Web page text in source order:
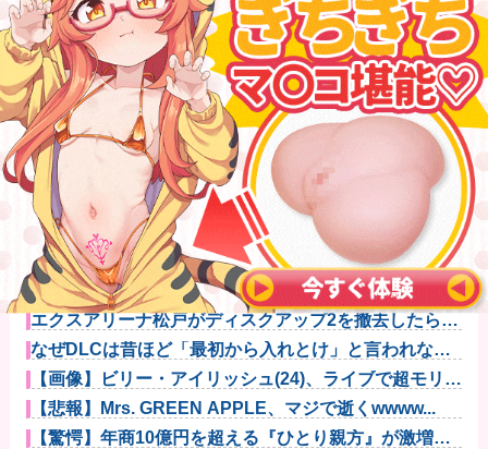
【画像】石川佳純さん(31)の体、エッッッッッッッッッ
ッッッ...
成人向けゲーム『ヤリステ メスブター』開発者絶望、
銀行がst...
【速報】ジャンポケ斎藤、求刑7年で逝く。実刑確実か
【悲報】落語家、亡くなったタレントからいじめられ
た過去を告白...
【速報】小沢一郎氏「デニーにはなんの責任もないの
にかわいそう...
甲子園初・女性の審判員がデビュー 試合後に涙…
「嬉しい気持ち...
なぁ、永久機関ってなんで絶対に作れないん？他
昨季60本塁打・OPS.948の『カル・ローリー』さんの
今季...
漫画を5000冊以上所持してるワイ、漫画ヲタクの友人
に「ワン...
エクスアリーナ松戸がディスクアップ2を撤去したらし
くディスク...
なぜDLCは昔ほど「最初から入れとけ」と言われなく
なったのか...
【画像】ビリー・アイリッシュ(24)、ライブで超モリマ
ンスジ...
【悲報】Mrs. GREEN APPLE、マジで逝くwwww...
【驚愕】年商10億円を超える『ひとり親方』が激増